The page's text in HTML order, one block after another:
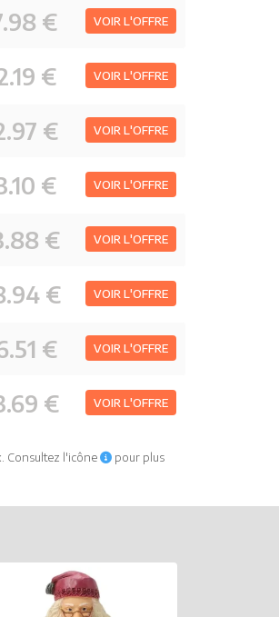
€ VOIR L'OFFRE
€ VOIR L'OFFRE
€ VOIR L'OFFRE
€ VOIR L'OFFRE
€ VOIR L'OFFRE
€ VOIR L'OFFRE
€ VOIR L'OFFRE
€ VOIR L'OFFRE
Consultez l'icône
pour plus